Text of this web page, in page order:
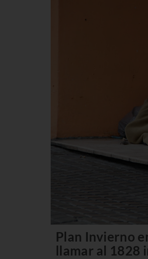
Plan Invierno
llamar al 1828